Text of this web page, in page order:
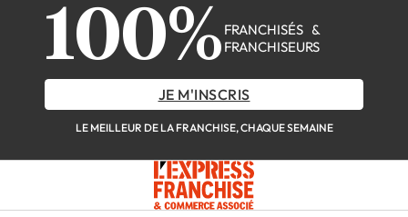
100% FRANCHISÉS &
FRANCHISEURS
JE M'INSCRIS
LE MEILLEUR DE LA FRANCHISE, CHAQUE SEMAINE